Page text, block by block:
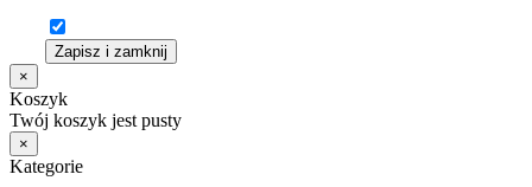
Zapisz i zamknij
×
Koszyk
Twój koszyk jest pusty
×
Kategorie